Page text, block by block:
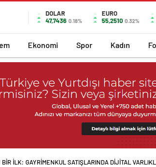
DOLAR
47,7436 0.18%
EURO
55,2510 0.32%
Ekonomi Spor Kadın
BİR İLK: GAYRİMENKUL SATIŞLARINDA DİJİTAL